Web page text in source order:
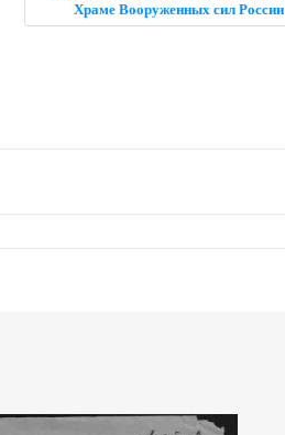
Храме Вооруженных сил России